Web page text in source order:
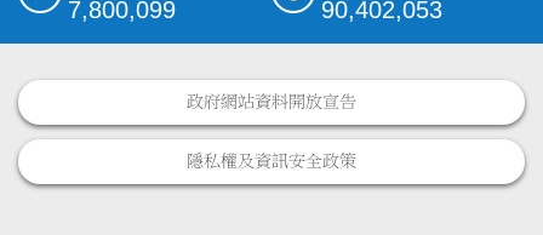
7,800,099 90,402,053
政府網站資料開放宣告
隱私權及資訊安全政策